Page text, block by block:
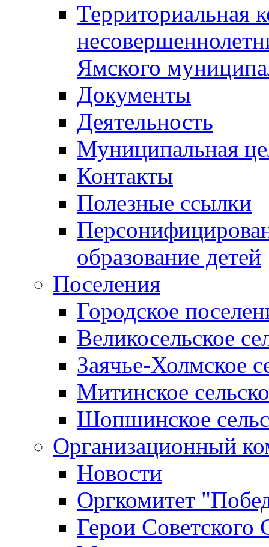
Территориальная
Ямского
Документы
Деятельность
Муниципальная
Контакты
Полезные ссылки
образование детей
Поселения
Городское
Великосельское
Заячье-Холмское
Митинское
Шопшинское
Организационный
Новости
Оргкомитет
Герои Советского